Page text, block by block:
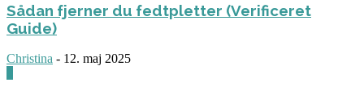
Sådan fjerner du fedtpletter (Verificeret
Guide)
Christina - 12. maj 2025